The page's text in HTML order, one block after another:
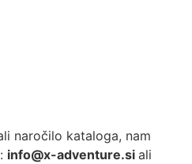
naročilo kataloga, nam
info@x-adventure.si ali